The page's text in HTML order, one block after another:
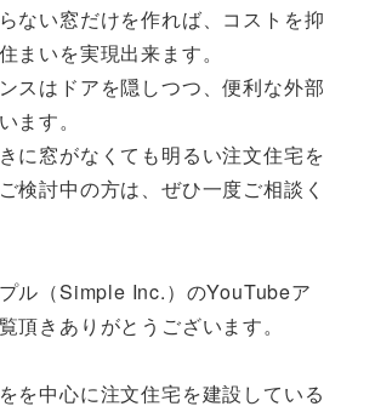
ない窓だけを作れば、コストを抑
まいを実現出来ます。
スはドアを隠しつつ、便利な外部
ます。
に窓がなくても明るい注文住宅を
検討中の方は、ぜひ一度ご相談く
ル（Simple Inc.）のYouTubeア
頂きありがとうございます。
を中心に注文住宅を建設している